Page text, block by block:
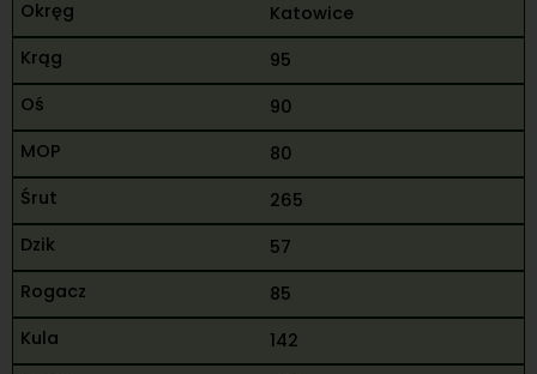
Katowice
95
90
80
265
57
85
142